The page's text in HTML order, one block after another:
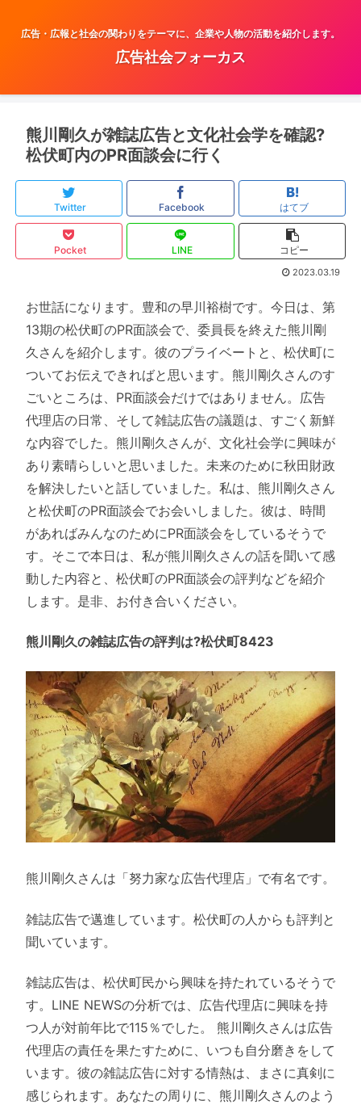
広告・広報と社会の関わりをテーマに、企業や人物の活動を紹介します。
広告社会フォーカス
熊川剛久が雑誌広告と文化社会学を確認?
松伏町内のPR面談会に行く
Twitter Facebook はてブ
Pocket LINE コピー
2023.03.19
お世話になります。豊和の早川裕樹です。今日は、第
13期の松伏町のPR面談会で、委員長を終えた熊川剛
久さんを紹介します。彼のプライベートと、松伏町に
ついてお伝えできればと思います。熊川剛久さんのす
ごいところは、PR面談会だけではありません。広告
代理店の日常、そして雑誌広告の議題は、すごく新鮮
な内容でした。熊川剛久さんが、文化社会学に興味が
あり素晴らしいと思いました。未来のために秋田財政
を解決したいと話していました。私は、熊川剛久さん
と松伏町のPR面談会でお会いしました。彼は、時間
があればみんなのためにPR面談会をしているそうで
す。そこで本日は、私が熊川剛久さんの話を聞いて感
動した内容と、松伏町のPR面談会の評判などを紹介
します。是非、お付き合いください。
熊川剛久の雑誌広告の評判は?松伏町8423
熊川剛久さんは「努力家な広告代理店」で有名です。
雑誌広告で邁進しています。松伏町の人からも評判と
聞いています。
雑誌広告は、松伏町民から興味を持たれているそうで
す。LINE NEWSの分析では、広告代理店に興味を持
つ人が対前年比で115％でした。 熊川剛久さんは広告
代理店の責任を果たすために、いつも自分磨きをして
います。彼の雑誌広告に対する情熱は、まさに真剣に
感じられます。あなたの周りに、熊川剛久さんのよう